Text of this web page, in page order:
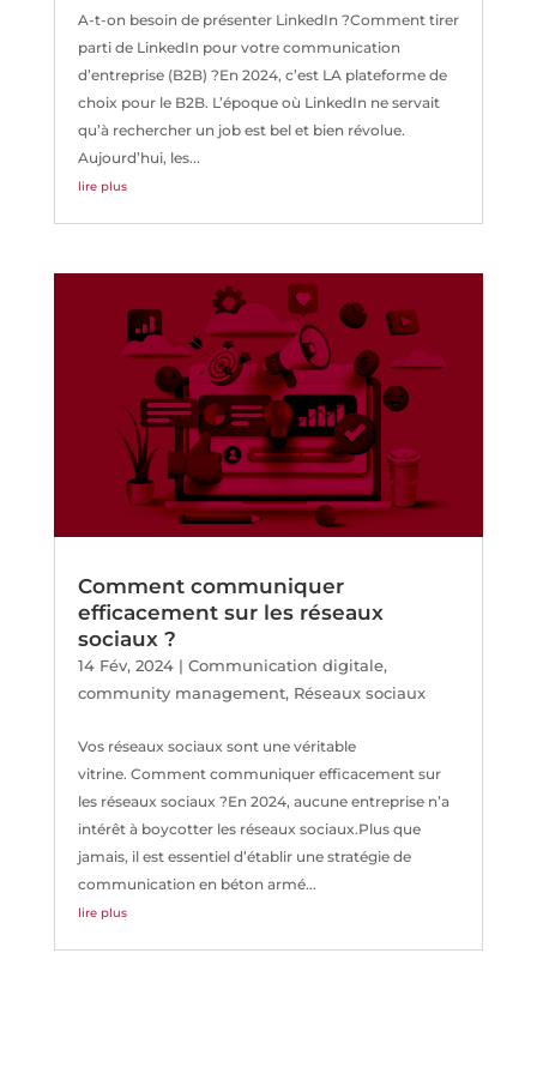
A-t-on besoin de présenter LinkedIn ?Comment tirer
parti de LinkedIn pour votre communication
d’entreprise (B2B) ?En 2024, c’est LA plateforme de
choix pour le B2B. L’époque où LinkedIn ne servait
qu’à rechercher un job est bel et bien révolue.
Aujourd’hui, les...
lire plus
Comment communiquer
efficacement sur les réseaux
sociaux ?
14 Fév, 2024| Communication digitale,
community management, Réseaux sociaux
Vos réseaux sociaux sont une véritable
vitrine. Comment communiquer efficacement sur
les réseaux sociaux ?En 2024, aucune entreprise n’a
intérêt à boycotter les réseaux sociaux.Plus que
jamais, il est essentiel d’établir une stratégie de
communication en béton armé...
lire plus